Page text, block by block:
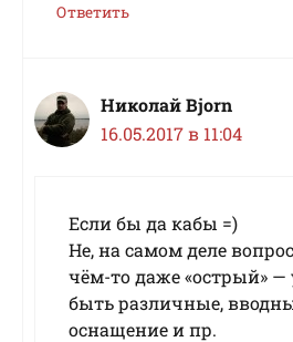
Ответить
Николай Bjorn
16.05.2017 в 11:04
Если бы да кабы =)
Не, на самом деле
чём-то даже «острый» —
быть различные,
оснащение и пр.